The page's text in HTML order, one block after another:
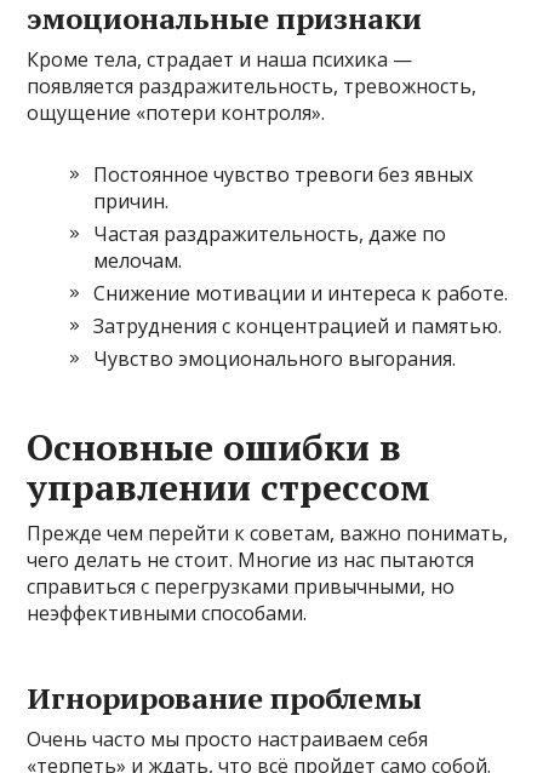
эмоциональные признаки
Кроме тела, страдает и наша психика —
появляется раздражительность, тревожность,
ощущение «потери контроля».
Постоянное чувство тревоги без явных
причин.
Частая раздражительность, даже по
мелочам.
Снижение мотивации и интереса к работе.
Затруднения с концентрацией и памятью.
Чувство эмоционального выгорания.
Основные ошибки в
управлении стрессом
Прежде чем перейти к советам, важно понимать,
чего делать не стоит. Многие из нас пытаются
справиться с перегрузками привычными, но
неэффективными способами.
Игнорирование проблемы
Очень часто мы просто настраиваем себя
«терпеть» и ждать, что всё пройдет само собой.